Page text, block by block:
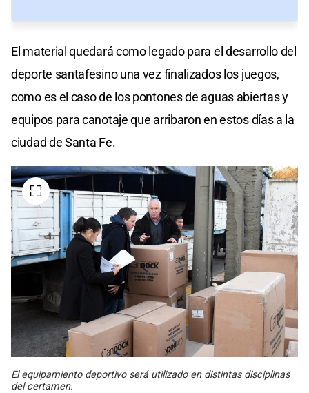
El material quedará como legado para el desarrollo del
deporte santafesino una vez finalizados los juegos,
como es el caso de los pontones de aguas abiertas y
equipos para canotaje que arribaron en estos días a la
ciudad de Santa Fe.
El equipamiento deportivo será utilizado en distintas disciplinas
del certamen.